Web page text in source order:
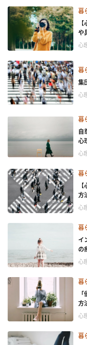
暮
や
心
暮
集
心
暮
自
心
心
暮
方
心
暮
イ
の
心
暮
方
心
暮